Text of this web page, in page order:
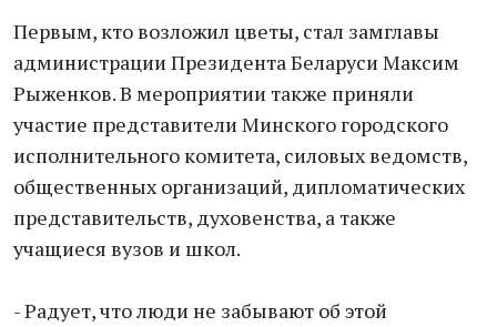
Первым, кто возложил цветы, стал замглавы
администрации Президента Беларуси Максим
Рыженков. В мероприятии также приняли
участие представители Минского городского
исполнительного комитета, силовых ведомств,
общественных организаций, дипломатических
представительств, духовенства, а также
учащиеся вузов и школ.
- Радует, что люди не забывают об этой